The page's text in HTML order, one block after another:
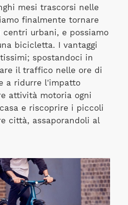
mesi trascorsi nelle
finalmente tornare
centri urbani, e possiamo
bicicletta. I vantaggi
spostandoci in
il traffico nelle ore di
a ridurre l'impatto
attività motoria ogni
e riscoprire i piccoli
città, assaporandoli al